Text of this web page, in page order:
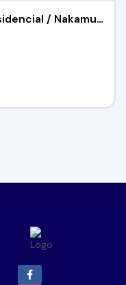
Casa com 5 Dormitórios - Residencial / Nakamura Park em Cotia